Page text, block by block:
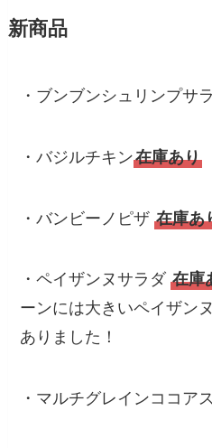
新商品
・ブンブンシュリンプサ
・バジルチキン在庫あり
・バンビーノピザ在庫あ
・ペイザンヌサラダ在庫
ーンには大きいペイザン
ありました！
・マルチグレインココア